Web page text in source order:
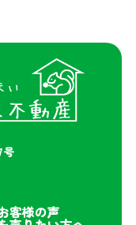
号
客様の声